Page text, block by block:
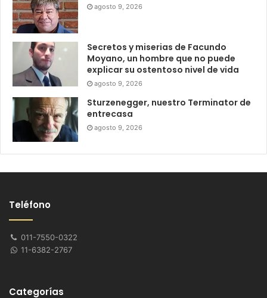
agosto 9, 2026
Secretos y miserias de Facundo
Moyano, un hombre que no puede
explicar su ostentoso nivel de vida
agosto 9, 2026
Sturzenegger, nuestro Terminator de
entrecasa
agosto 9, 2026
Teléfono
011-7550-0322
11-6382-2767
Categorías